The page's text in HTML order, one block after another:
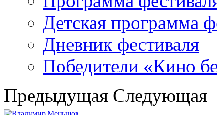
Детская программа
Дневник фестиваля
Победители «Кино
Предыдущая Следующая